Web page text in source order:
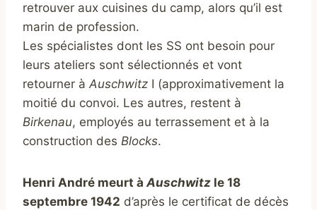
retrouver aux cuisines du camp, alors qu’il est
marin de profession.
Les spécialistes dont les SS ont besoin pour
leurs ateliers sont sélectionnés et vont
retourner à Auschwitz I (approximativement la
moitié du convoi. Les autres, restent à
Birkenau, employés au terrassement et à la
construction des Blocks.
Henri André meurt àAuschwitz le 18
septembre 1942 d’après le certificat de décès